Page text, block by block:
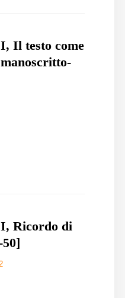
Il testo come
Ricordo di
50]